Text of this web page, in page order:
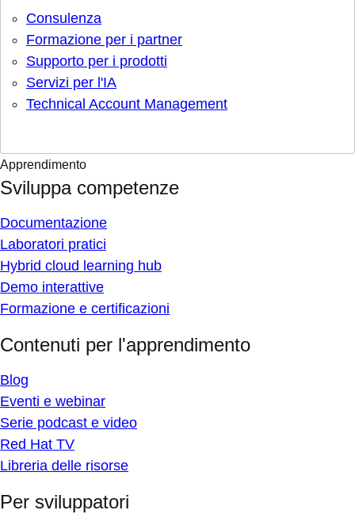
Consulenza
Formazione per i partner
Supporto per i prodotti
Servizi per l'IA
Technical Account Management
Apprendimento
Sviluppa competenze
Documentazione
Laboratori pratici
Hybrid cloud learning hub
Demo interattive
Formazione e certificazioni
Contenuti per l'apprendimento
Blog
Eventi e webinar
Serie podcast e video
Red Hat TV
Libreria delle risorse
Per sviluppatori